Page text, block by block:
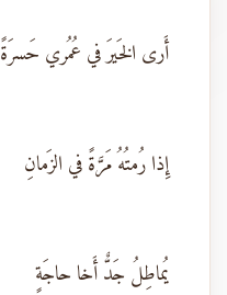
أَرى الخَيرَ في عُمُري حَسرَةً
إِذا رُمتُهُ مَرَّةً في الزَمانِ
يُماطِلُ جَدٌّ أَخا حاجَةٍ